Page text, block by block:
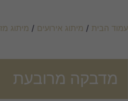
עמוד הבית / מיתוג אירועים / מיתוג
מדבקה מרובעת